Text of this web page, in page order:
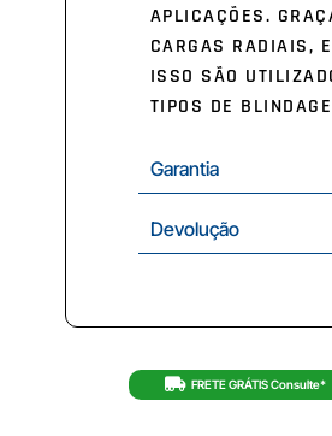
APLICAÇÕES.
CARGAS RADIAIS,
ISSO SÃO
TIPOS DE
Garantia
Devolução
FRETE GRÁTIS Consulte*